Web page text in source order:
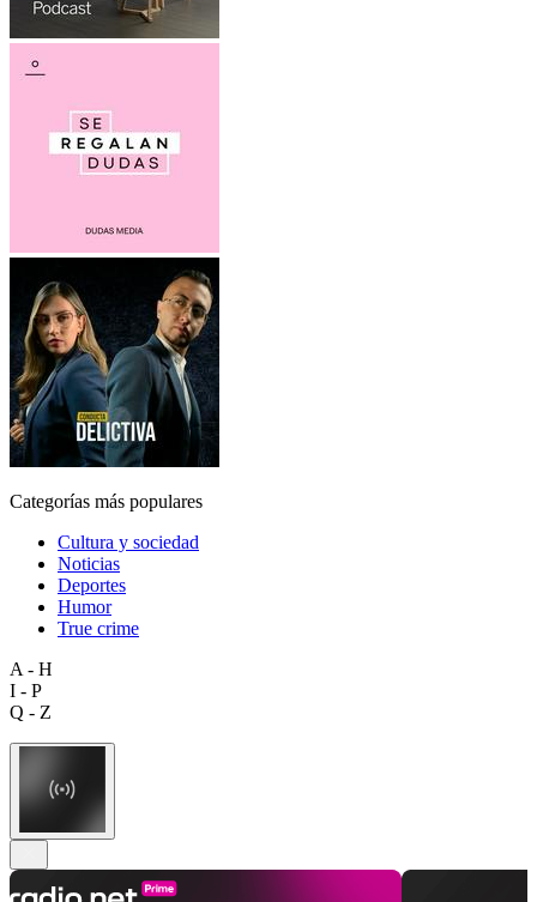
Categorías más populares
Cultura y sociedad
Noticias
Deportes
Humor
True crime
A - H
I - P
Q - Z